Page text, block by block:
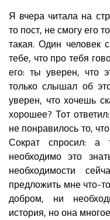
Я вчера читала на
то пост, не смогу его
такая. Один человек
тебе, что про тебя
его: ты уверен, что
только слышал об
уверен, что хочешь
хорошее? Тот
не понравилось то,
Сократ спросил:
необходимо это
необходимости
предложить мне что-
добром, ни
история, но она